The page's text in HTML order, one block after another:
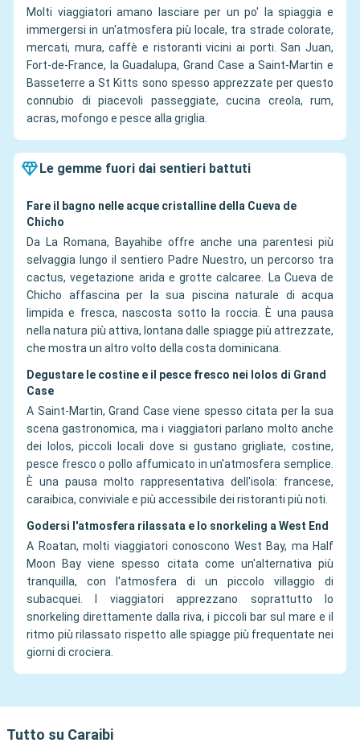
Molti viaggiatori amano lasciare per un po' la spiaggia e
immergersi in un'atmosfera più locale, tra strade colorate,
mercati, mura, caffè e ristoranti vicini ai porti. San Juan,
Fort-de-France, la Guadalupa, Grand Case a Saint-Martin e
Basseterre a St Kitts sono spesso apprezzate per questo
connubio di piacevoli passeggiate, cucina creola, rum,
acras, mofongo e pesce alla griglia.
Le gemme fuori dai sentieri battuti
Fare il bagno nelle acque cristalline della Cueva de
Chicho
Da La Romana, Bayahibe offre anche una parentesi più
selvaggia lungo il sentiero Padre Nuestro, un percorso tra
cactus, vegetazione arida e grotte calcaree. La Cueva de
Chicho affascina per la sua piscina naturale di acqua
limpida e fresca, nascosta sotto la roccia. È una pausa
nella natura più attiva, lontana dalle spiagge più attrezzate,
che mostra un altro volto della costa dominicana.
Degustare le costine e il pesce fresco nei lolos di Grand
Case
A Saint-Martin, Grand Case viene spesso citata per la sua
scena gastronomica, ma i viaggiatori parlano molto anche
dei lolos, piccoli locali dove si gustano grigliate, costine,
pesce fresco o pollo affumicato in un'atmosfera semplice.
È una pausa molto rappresentativa dell'isola: francese,
caraibica, conviviale e più accessibile dei ristoranti più noti.
Godersi l'atmosfera rilassata e lo snorkeling a West End
A Roatan, molti viaggiatori conoscono West Bay, ma Half
Moon Bay viene spesso citata come un'alternativa più
tranquilla, con l'atmosfera di un piccolo villaggio di
subacquei. I viaggiatori apprezzano soprattutto lo
snorkeling direttamente dalla riva, i piccoli bar sul mare e il
ritmo più rilassato rispetto alle spiagge più frequentate nei
giorni di crociera.
Tutto su Caraibi